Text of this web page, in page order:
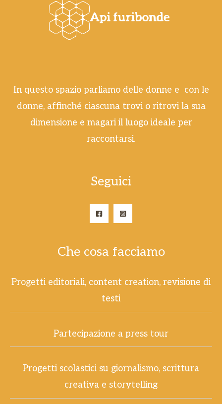
In questo spazio parliamo delle donne e con le
donne, affinché ciascuna trovi o ritrovi la sua
dimensione e magari il luogo ideale per
raccontarsi.
Seguici
Che cosa facciamo
Progetti editoriali, content creation, revisione di
testi
Partecipazione a press tour
Progetti scolastici su giornalismo, scrittura
creativa e storytelling